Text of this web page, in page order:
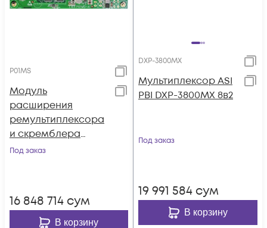
P01MS
Модуль
расширения
ремультиплексора
и скремблера
P01MS для DCP-
Под заказ
16 848 714 сум
В корзину
DXP-3800MX
Мультиплексор ASI
PBI DXP-3800MX 8в2
Под заказ
19 991 584 сум
В корзину